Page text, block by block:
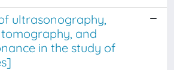
ultrasonography,
and
in the study of